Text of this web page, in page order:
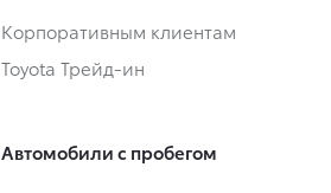
Корпоративным клиентам
Toyota Трейд-ин
Автомобили с пробегом